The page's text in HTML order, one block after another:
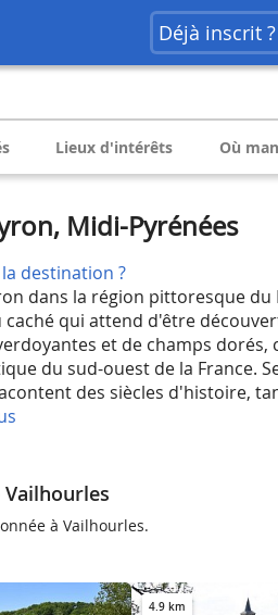
Déjà inscrit
Lieux d'intérêts Où
Midi-Pyrénées
destination ?
dans la région pittoresque du
qui attend d'être
et de champs dorés,
du sud-ouest de la France.
des siècles d'histoire,
à Vailhourles.
4.9 km